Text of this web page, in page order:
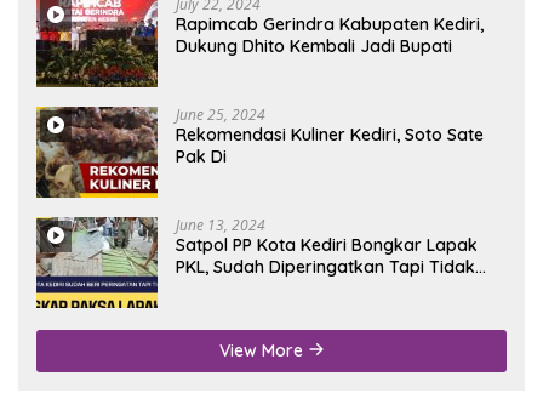
Rapimcab Gerindra Kabupaten Kediri,
Dukung Dhito Kembali Jadi Bupati
June 25, 2024
Rekomendasi Kuliner Kediri, Soto Sate
Pak Di
June 13, 2024
Satpol PP Kota Kediri Bongkar Lapak
PKL, Sudah Diperingatkan Tapi Tidak
View More